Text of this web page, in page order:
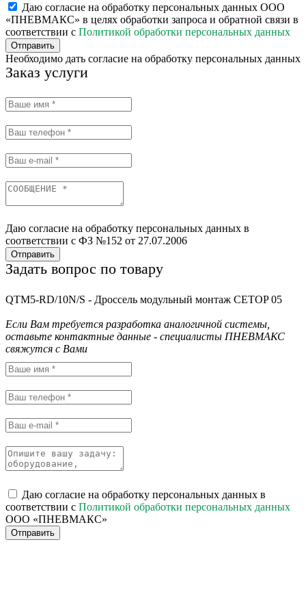
Даю согласие на обработку персональных данных ООО
«ПНЕВМАКС» в целях обработки запроса и обратной связи в
соответствии с Политикой обработки персональных данных
Отправить
Необходимо дать согласие на обработку персональных данных
Заказ услуги
Даю согласие на обработку персональных данных в
соответствии с ФЗ №152 от 27.07.2006
Отправить
Задать вопрос по товару
QTM5-RD/10N/S - Дроссель модульный монтаж CETOP 05
Если Вам требуется разработка аналогичной системы,
оставьте контактные данные - специалисты ПНЕВМАКС
свяжутся с Вами
Даю согласие на обработку персональных данных в
соответствии с Политикой обработки персональных данных
ООО «ПНЕВМАКС»
Отправить